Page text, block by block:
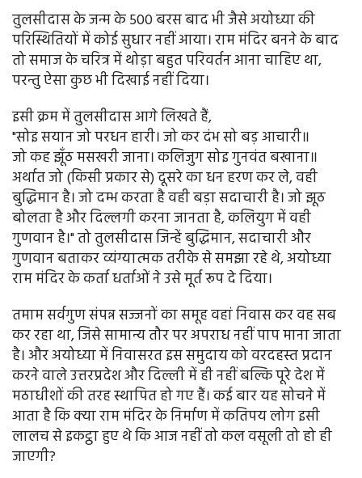
तुलसीदास के जन्म के 500 बरस बाद भी जैसे अयोध्या की
परिस्थितियों में कोई सुधार नहीं आया। राम मंदिर बनने के बाद
तो समाज के चरित्र में थोड़ा बहुत परिवर्तन आना चाहिए था,
परन्तु ऐसा कुछ भी दिखाई नहीं दिया।
इसी क्रम में तुलसीदास आगे लिखते हैं,
"सोइ सयान जो परधन हारी। जो कर दंभ सो बड़ आचारी॥
जो कह झूँठ मसखरी जाना। कलिजुग सोइ गुनवंत बखाना॥
अर्थात जो (किसी प्रकार से) दूसरे का धन हरण कर ले, वही
बुद्धिमान है। जो दम्भ करता है वही बड़ा सदाचारी है। जो झूठ
बोलता है और दिल्लगी करना जानता है, कलियुग में वही
गुणवान है।" तो तुलसीदास जिन्हें बुद्धिमान, सदाचारी और
गुणवान बताकर व्यंग्यात्मक तरीके से समझा रहे थे, अयोध्या
राम मंदिर के कर्ता धर्ताओं ने उसे मूर्त रूप दे दिया।
तमाम सर्वगुण संपन्न सज्जनों का समूह वहां निवास कर वह सब
कर रहा था, जिसे सामान्य तौर पर अपराध नहीं पाप माना जाता
है। और अयोध्या में निवासरत इस समुदाय को वरदहस्त प्रदान
करने वाले उत्तरप्रदेश और दिल्ली में ही नहीं बल्कि पूरे देश में
मठाधीशों की तरह स्थापित हो गए हैं। कई बार यह सोचने में
आता है कि क्या राम मंदिर के निर्माण में कतिपय लोग इसी
लालच से इकट्ठा हुए थे कि आज नहीं तो कल वसूली तो हो ही
जाएगी?